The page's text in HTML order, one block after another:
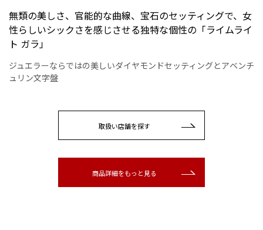
無類の美しさ、官能的な曲線、宝石のセッティングで、女
性らしいシックさを感じさせる独特な個性の「ライムライ
ト ガラ」
ジュエラーならではの美しいダイヤモンドセッティングとアベンチ
ュリン文字盤
取扱い店舗を探す
商品詳細をもっと見る